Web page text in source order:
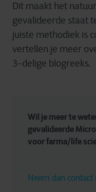
Dit maakt het
gevalideerde staat
juiste methodiek is
vertellen je meer
3-delige blogreeks.
Wil je meer te
gevalideerde
voor farma/life
Neem dan